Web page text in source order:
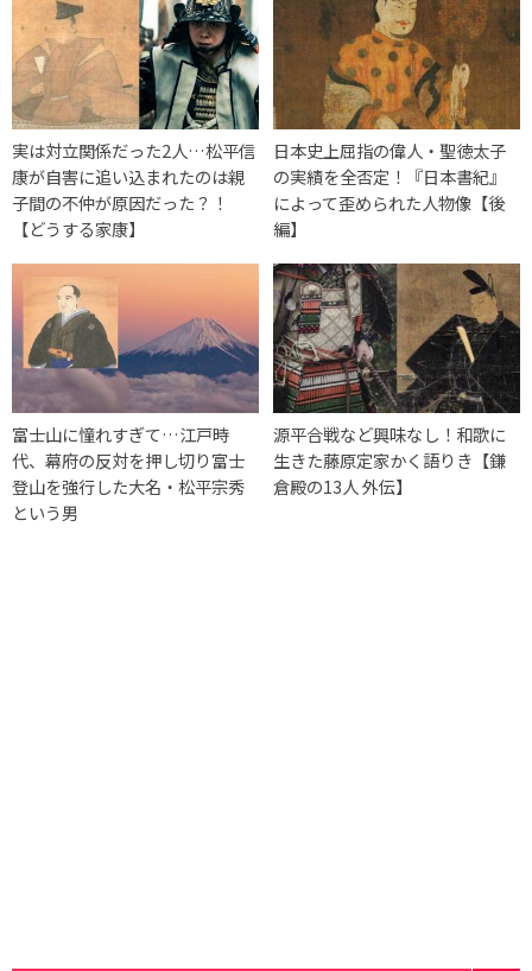
実は対立関係だった2人…松平信
康が自害に追い込まれたのは親
子間の不仲が原因だった？！
【どうする家康】
日本史上屈指の偉人・聖徳太子
の実績を全否定！『日本書紀』
によって歪められた人物像【後
編】
富士山に憧れすぎて…江戸時
代、幕府の反対を押し切り富士
登山を強行した大名・松平宗秀
という男
源平合戦など興味なし！和歌に
生きた藤原定家かく語りき【鎌
倉殿の13人 外伝】